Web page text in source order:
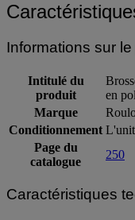
Informations sur
Intitulé du
produit
en
Marque
Conditionnement
Page du
catalogue
250
Caractéristiques